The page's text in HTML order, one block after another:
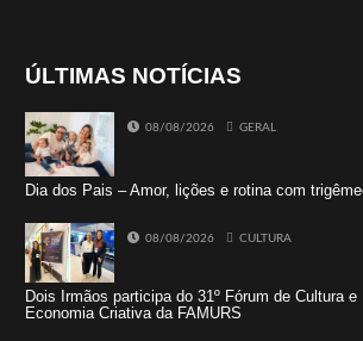
ÚLTIMAS NOTÍCIAS
08/08/2026 GERAL
Dia dos Pais – Amor, lições e rotina com
08/08/2026 CULTURA
Dois Irmãos participa do 31º Fórum de Cultura e
Economia Criativa da FAMURS